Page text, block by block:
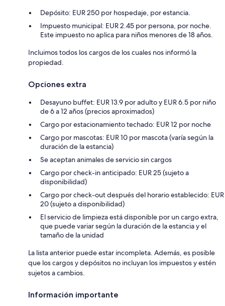
Depósito: EUR 250 por hospedaje, por estancia.
Impuesto municipal: EUR 2.45 por persona, por noche.
Este impuesto no aplica para niños menores de 18 años.
Incluimos todos los cargos de los cuales nos informó la
propiedad.
Opciones extra
Desayuno buffet: EUR 13.9 por adulto y EUR 6.5 por niño
de 6 a 12 años (precios aproximados)
Cargo por estacionamiento techado: EUR 12 por noche
Cargo por mascotas: EUR 10 por mascota (varía según la
duración de la estancia)
Se aceptan animales de servicio sin cargos
Cargo por check-in anticipado: EUR 25 (sujeto a
disponibilidad)
Cargo por check-out después del horario establecido: EUR
20 (sujeto a disponibilidad)
El servicio de limpieza está disponible por un cargo extra,
que puede variar según la duración de la estancia y el
tamaño de la unidad
La lista anterior puede estar incompleta. Además, es posible
que los cargos y depósitos no incluyan los impuestos y estén
sujetos a cambios.
Información importante